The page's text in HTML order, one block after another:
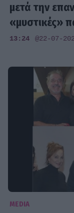
μετά την
«μυστικές»
13:24 @22-07-
MEDIA